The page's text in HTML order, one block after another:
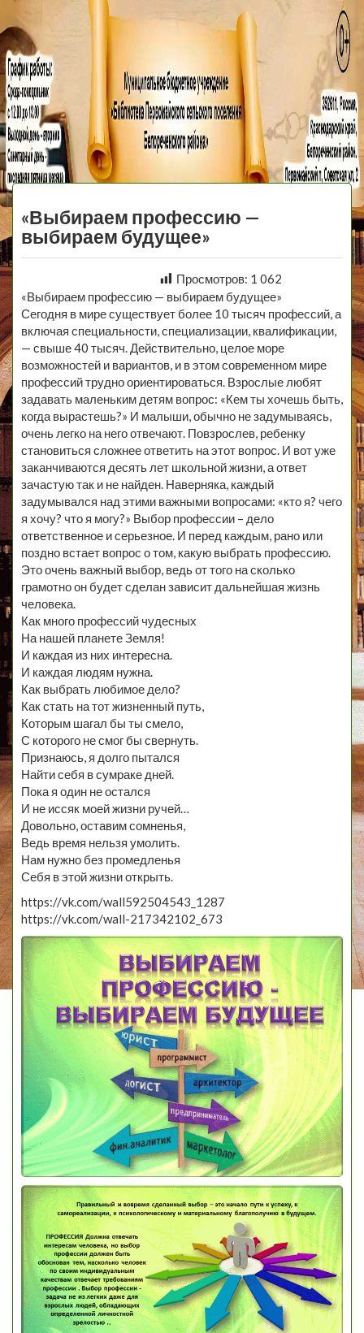
МБУ Библиотека
Первомайского
Сельского
Поселения
«Выбираем профессию —
выбираем будущее»
Просмотров: 1 062
«Выбираем профессию — выбираем будущее»
Сегодня в мире существует более 10 тысяч профессий, а
включая специальности, специализации, квалификации,
— свыше 40 тысяч. Действительно, целое море
возможностей и вариантов, и в этом современном мире
профессий трудно ориентироваться. Взрослые любят
задавать маленьким детям вопрос: «Кем ты хочешь быть,
когда вырастешь?» И малыши, обычно не задумываясь,
очень легко на него отвечают. Повзрослев, ребенку
становиться сложнее ответить на этот вопрос. И вот уже
заканчиваются десять лет школьной жизни, а ответ
зачастую так и не найден. Наверняка, каждый
задумывался над этими важными вопросами: «кто я? чего
я хочу? что я могу?» Выбор профессии – дело
ответственное и серьезное. И перед каждым, рано или
поздно встает вопрос о том, какую выбрать профессию.
Это очень важный выбор, ведь от того на сколько
грамотно он будет сделан зависит дальнейшая жизнь
человека.
Как много профессий чудесных
На нашей планете Земля!
И каждая из них интересна.
И каждая людям нужна.
Как выбрать любимое дело?
Как стать на тот жизненный путь,
Которым шагал бы ты смело,
С которого не смог бы свернуть.
Признаюсь, я долго пытался
Найти себя в сумраке дней.
Пока я один не остался
И не иссяк моей жизни ручей…
Довольно, оставим сомненья,
Ведь время нельзя умолить.
Нам нужно без промедленья
Себя в этой жизни открыть.
https://vk.com/wall592504543_1287
https://vk.com/wall-217342102_673